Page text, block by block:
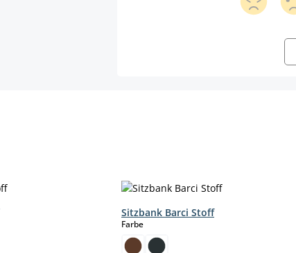
Sitzbank Barci Stoff
Farbeauswählen